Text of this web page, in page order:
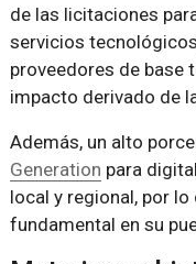
de las licitaciones
servicios
proveedores de base
impacto derivado de
Además, un alto
Generation para
local y regional, por
fundamental en su